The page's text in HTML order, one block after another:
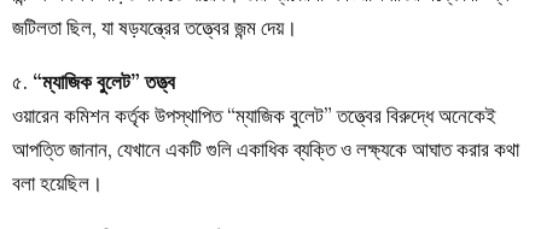
জটিলতা ছিল, যা ষড়যন্ত্রের তত্ত্বের জন্ম দেয়।
৫. “ম্যাজিক বুলেট” তত্ত্ব
ওয়ারেন কমিশন কর্তৃক উপস্থাপিত “ম্যাজিক বুলেট” তত্ত্বের বিরুদ্ধে অনেকেই
আপত্তি জানান, যেখানে একটি গুলি একাধিক ব্যক্তি ও লক্ষ্যকে আঘাত করার কথা
বলা হয়েছিল।